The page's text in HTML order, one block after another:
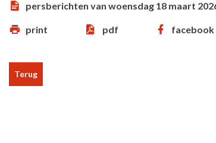
persberichten van woensdag 18 maart
print pdf facebook
Terug